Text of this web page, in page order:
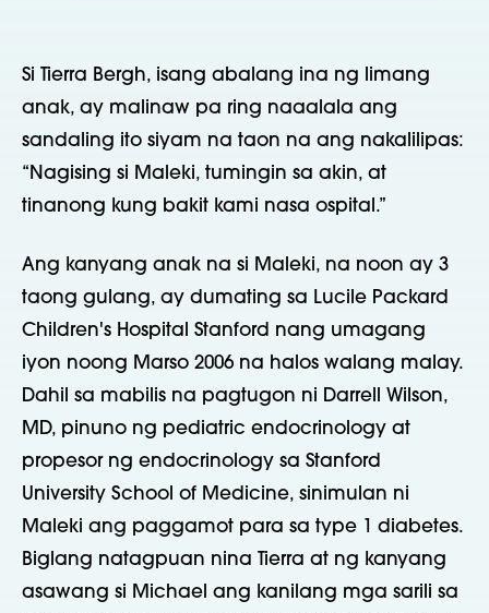
Si Tierra Bergh, isang abalang ina ng limang
anak, ay malinaw pa ring naaalala ang
sandaling ito siyam na taon na ang nakalilipas:
“Nagising si Maleki, tumingin sa akin, at
tinanong kung bakit kami nasa ospital.”
Ang kanyang anak na si Maleki, na noon ay 3
taong gulang, ay dumating sa Lucile Packard
Children's Hospital Stanford nang umagang
iyon noong Marso 2006 na halos walang malay.
Dahil sa mabilis na pagtugon ni Darrell Wilson,
MD, pinuno ng pediatric endocrinology at
propesor ng endocrinology sa Stanford
University School of Medicine, sinimulan ni
Maleki ang paggamot para sa type 1 diabetes.
Biglang natagpuan nina Tierra at ng kanyang
asawang si Michael ang kanilang mga sarili sa